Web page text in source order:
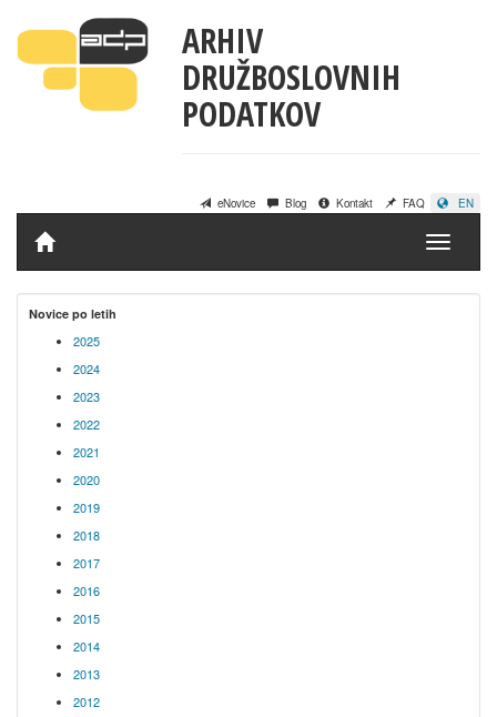
ARHIV
DRUŽBOSLOVNIH
PODATKOV
eNovice Blog Kontakt FAQ EN
Domov
Novice po letih
2025
2024
2023
2022
2021
2020
2019
2018
2017
2016
2015
2014
2013
2012